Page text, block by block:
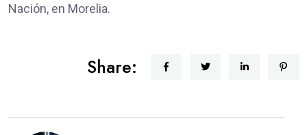
Nación, en Morelia.
Share: